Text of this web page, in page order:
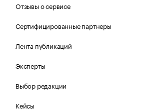
Отзывы о сервисе
Сертифицированные партнеры
Лента публикаций
Эксперты
Выбор редакции
Кейсы